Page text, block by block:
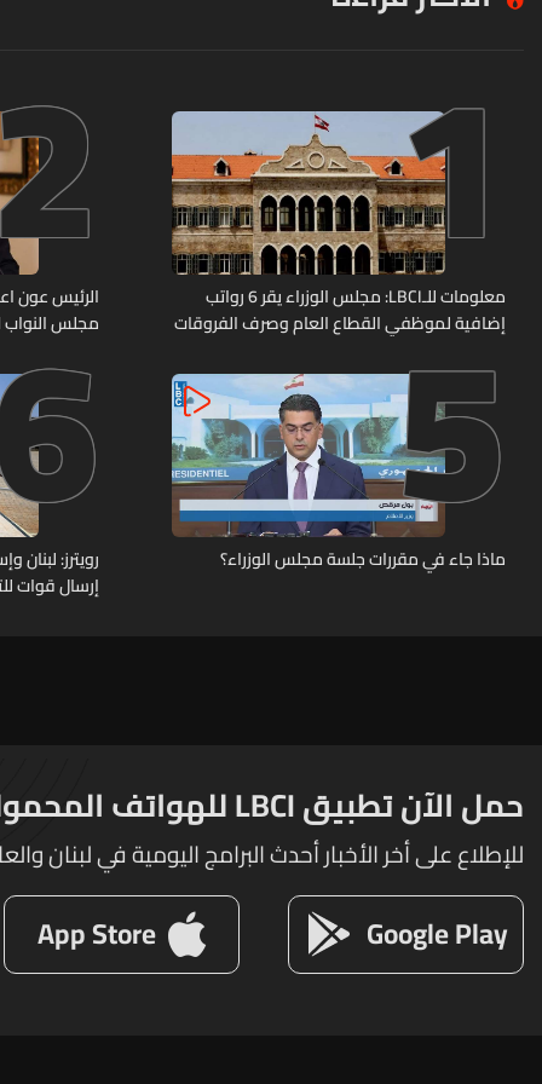
1
معلومات للـLBCI: مجلس الوزراء يقر 6 رواتب
إضافية لموظفي القطاع العام وصرف الفروقات
الرئيس عون
مجلس النواب
5
ماذا جاء في مقررات جلسة مجلس الوزراء؟
رويترز:
إرسال قوات
حمل الآن تطبيق LBCI للهواتف المحمولة
للإطلاع على أخر الأخبار أحدث البرامج اليومية في لبنان
Google Play
App Store